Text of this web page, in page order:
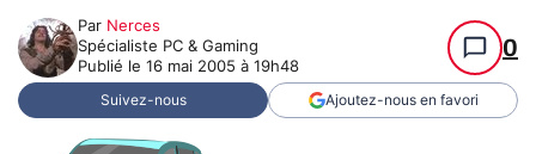
Par Nerces
Spécialiste PC & Gaming
Publié le 16 mai 2005 à 19h48
0
Suivez-nous Ajoutez-nous en favori